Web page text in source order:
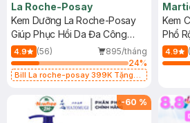
La Roche-Posay
Kem Dưỡng La Roche-Posay
Giúp Phục Hồi Da Đa Công
Dụng 40ml
4.9 (56)
895/tháng
24%
Bill La roche-posay 399K Tặng
(SL có hạn)
Kem
Phổ
40ml
4.9
-60 %